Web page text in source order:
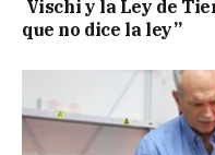
Vischi y la Ley de
que no dice la ley”